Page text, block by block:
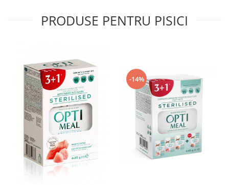
PRODUSE PENTRU PISICI
-14%